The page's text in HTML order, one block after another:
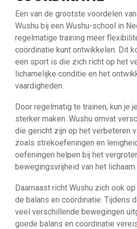
Een van de grootste voordelen
Wushu bij een Wushu-school in
regelmatige training meer
coördinatie kunt ontwikkelen. Dit
een sport is die zich richt op het
lichamelijke conditie en het
vaardigheden.
Door regelmatig te trainen, kun je
sterker maken. Wushu omvat
die gericht zijn op het verbeteren
zoals strekoefeningen en
oefeningen helpen bij het
bewegingsvrijheid van het lichaam.
Daarnaast richt Wushu zich ook
de balans en coördinatie. Tijdens
veel verschillende bewegingen
goede balans en coördinatie